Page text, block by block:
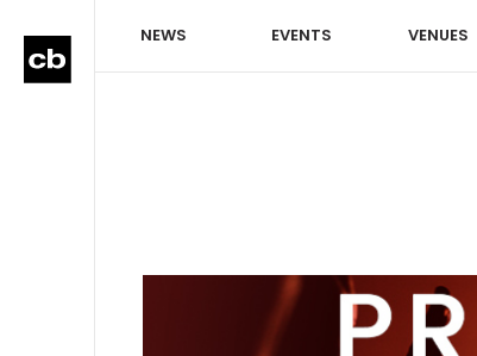
NEWS EVENTS VENUES